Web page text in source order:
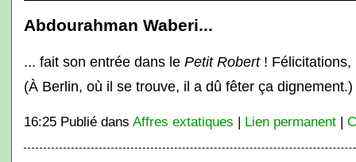
Abdourahman Waberi...
... fait son entrée dans le Petit Robert! Félicitations,
(À Berlin, où il se trouve, il a dû fêter ça dignement.)
16:25 Publié dans Affres extatiques | Lien permanent|